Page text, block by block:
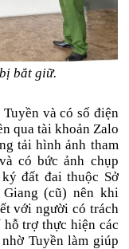
bắt giữ.
và có số điện
qua tài khoản Zalo
tải hình ảnh tham
có bức ảnh chụp
đất đai thuộc Sở
(cũ) nên khi
với người có trách
trợ thực hiện các
Tuyền làm giúp